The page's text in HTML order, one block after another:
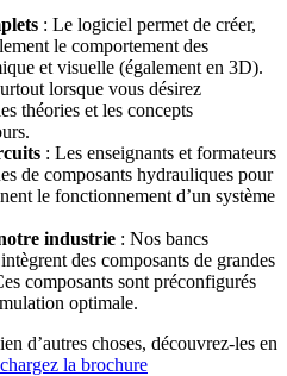
: Le logiciel permet de créer,
le comportement des
et visuelle (également en 3D).
lorsque vous désirez
théories et les concepts
: Les enseignants et formateurs
de composants hydrauliques pour
le fonctionnement d’un système
industrie : Nos bancs
des composants de grandes
composants sont préconfigurés
optimale.
d’autres choses, découvrez-les en
la brochure